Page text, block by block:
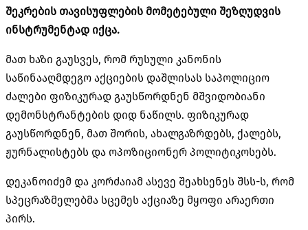
შეკრების თავისუფლების მომეტებული შეზღუდვის
ინსტრუმენტად იქცა.
მათ ხაზი გაუსვეს, რომ რუსული კანონის
საწინააღმდეგო აქციების დაშლისას საპოლიციო
ძალები ფიზიკურად გაუსწორდნენ მშვიდობიანი
დემონსტრანტების დიდ ნაწილს. ფიზიკურად
გაუსწორდნენ, მათ შორის, ახალგაზრდებს, ქალებს,
ჟურნალისტებს და ოპოზიციონერ პოლიტიკოსებს.
დეკანოიძემ და კორძაიამ ასევე შეახსენეს შსს-ს, რომ
სპეცრაზმელებმა სცემეს აქციაზე მყოფი არაერთი
პირს.